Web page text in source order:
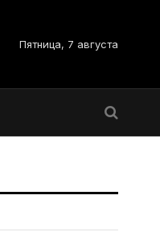
Пятница, 7 августа